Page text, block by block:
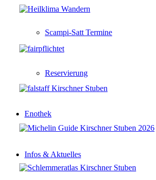
Scampi-Satt Termine
Reservierung
Enothek
Infos & Aktuelles